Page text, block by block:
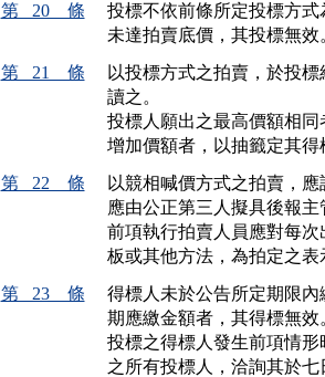
第 20 條
投標不依前條所定投標方
第 21 條
以投標方式之拍賣，於投
讀之。
投標人願出之最高價額相
第 22 條
以競相喊價方式之拍賣，
應由公正第三人擬具後報
前項執行拍賣人員應對每
第 23 條
得標人未於公告所定期限
期應繳金額者，其得標無效
投標之得標人發生前項情
之所有投標人，洽詢其於